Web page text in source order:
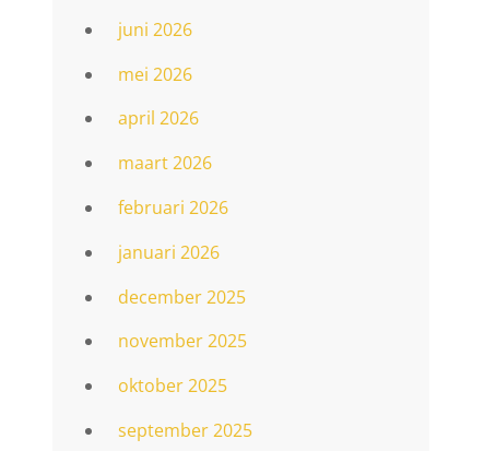
juni 2026
mei 2026
april 2026
maart 2026
februari 2026
januari 2026
december 2025
november 2025
oktober 2025
september 2025